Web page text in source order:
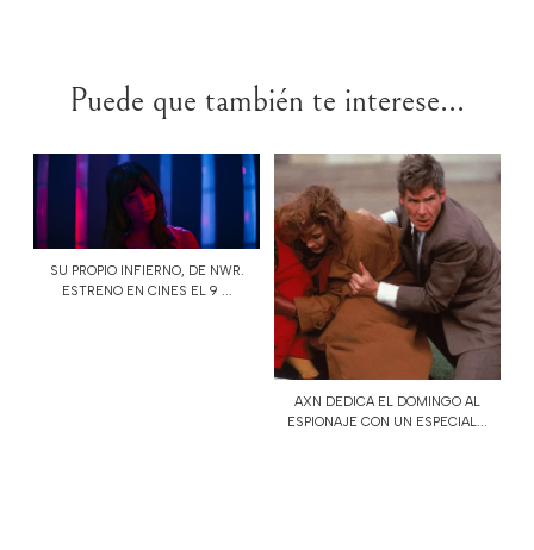
Puede que también te interese...
SU PROPIO INFIERNO, DE NWR.
ESTRENO EN CINES EL 9 ...
AXN DEDICA EL DOMINGO AL
ESPIONAJE CON UN ESPECIAL...